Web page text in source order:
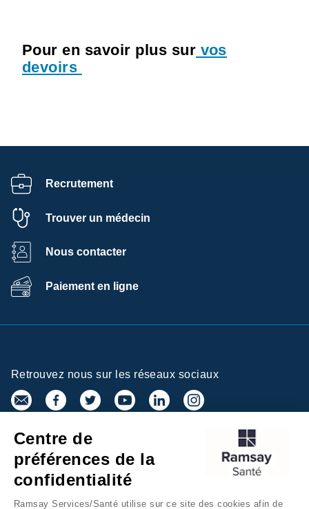
Pour en savoir plus sur vos
devoirs
Recrutement
Trouver un médecin
Nous contacter
Paiement en ligne
Retrouvez nous sur les réseaux sociaux
Inscrivez-vous à la newsletter
Centre de
préférences de la
confidentialité
Ramsay Services/Santé utilise sur ce site des cookies afin de